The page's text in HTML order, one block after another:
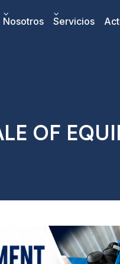
Nosotros Servicios
OF